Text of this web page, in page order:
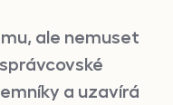
ale nemuset
a uzavírá